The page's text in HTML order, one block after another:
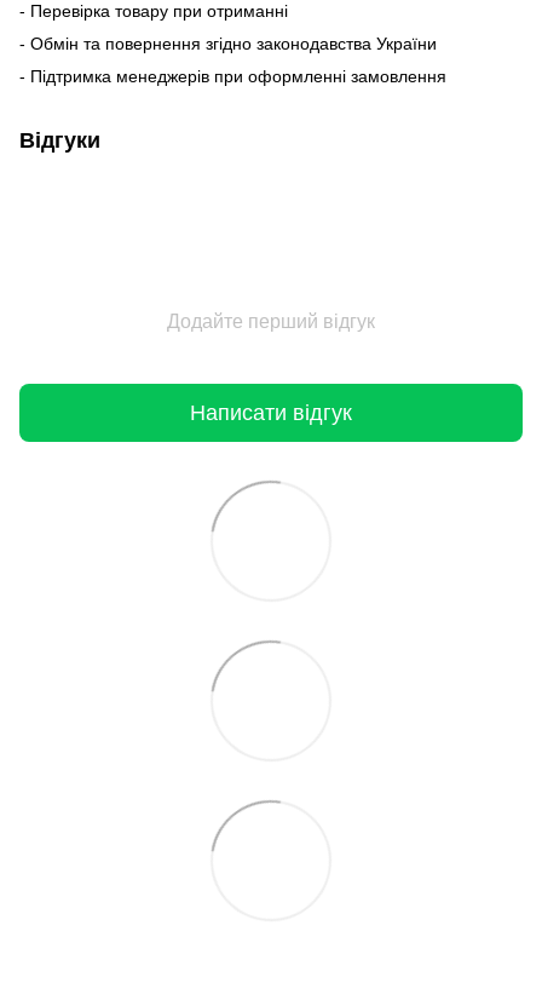
- Перевірка товару при отриманні
- Обмін та повернення згідно законодавства України
- Підтримка менеджерів при оформленні замовлення
Відгуки
Додайте перший відгук
Написати відгук